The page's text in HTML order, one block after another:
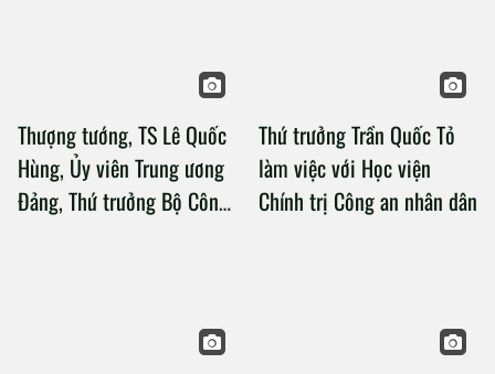
Thượng tướng, TS Lê Quốc
Hùng, Ủy viên Trung ương
Đảng, Thứ trưởng Bộ Công
Thứ trưởng Trần Quốc Tỏ
làm việc với Học viện
Chính trị Công an nhân dân